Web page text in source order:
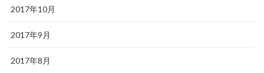
2017年10月
2017年9月
2017年8月